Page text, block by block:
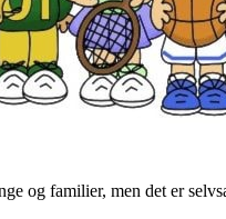
og familier, men det er